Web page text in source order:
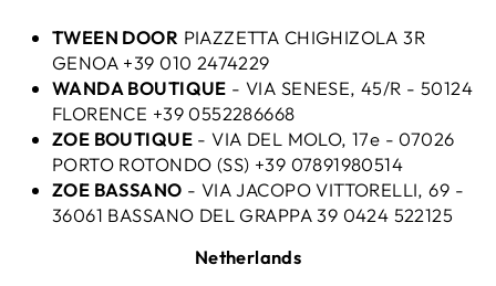
TWEEN DOOR PIAZZETTA CHIGHIZOLA 3R
GENOA +39 010 2474229
WANDA BOUTIQUE - VIA SENESE, 45/R - 50124
FLORENCE +39 0552286668
ZOE BOUTIQUE- VIA DEL MOLO, 17e - 07026
PORTO ROTONDO (SS) +39 07891980514
ZOE BASSANO - VIA JACOPO VITTORELLI, 69 -
36061 BASSANO DEL GRAPPA 39 0424 522125
Netherlands